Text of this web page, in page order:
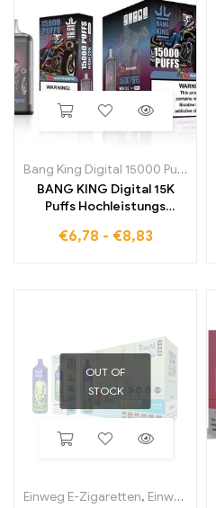
Bang King Digital 15000 Puffs
BANG KING Digital 15K
Puffs Hochleistungs
intensivem Geschmack
€6,78 - €8,83
OUT OF
STOCK
Einweg E-Zigaretten, Einweg-E-Zigaretten in Belgien